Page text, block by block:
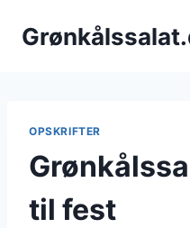
OPSKRIFTER
til fest